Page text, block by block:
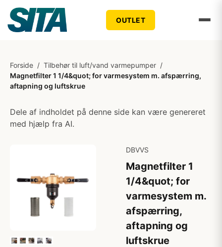
OUTLET
Forside / Tilbehør til luft/vand varmepumper /
Magnetfilter 1 1/4&quot; for varmesystem m. afspærring,
aftapning og luftskrue
Dele af indholdet på denne side kan være genereret
med hjælp fra AI.
DBVVS
Magnetfilter 1
1/4&quot; for
varmesystem m.
afspærring,
aftapning og
luftskrue